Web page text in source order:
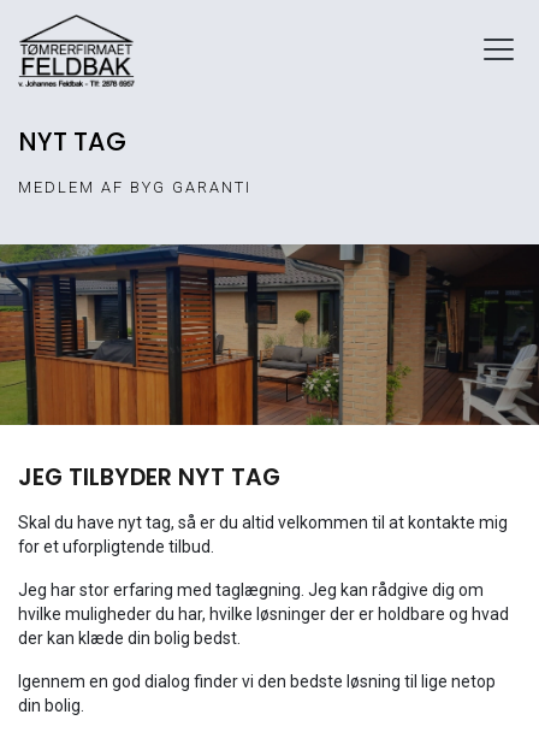
hovedindhold
NYT TAG
MEDLEM AF BYG GARANTI
JEG TILBYDER NYT TAG
Skal du have nyt tag, så er du altid velkommen til at kontakte mig
for et uforpligtende tilbud.
Jeg har stor erfaring med taglægning. Jeg kan rådgive dig om
hvilke muligheder du har, hvilke løsninger der er holdbare og hvad
der kan klæde din bolig bedst.
Igennem en god dialog finder vi den bedste løsning til lige netop
din bolig.